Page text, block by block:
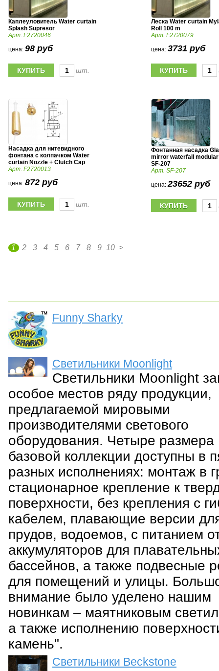
Каплеуловитель Water curtain
Splash Supresor
Арт. F2720046
цена: 98 руб
шт.
Леска Water curtain
Roll 100 m
Арт. F2720079
цена: 3731 руб
Насадка для нитевидного
фонтана с колпачком Water
curtain Nozzle + Clutch Cap
Арт. F2720013
цена: 872 руб
шт.
Фонтанная насадка
mirror waterfall
SF-207
Арт. SF-207
цена:23652 руб
1 2 3 4 5 6 7 8 9 10 >
Funny Sharky
Светильники Moonlight
Светильники Moonlight
особое местов ряду продукции,
предлагаемой мировыми
производителями светового
оборудования. Четыре размера
базовой коллекции доступны в
разных исполнениях: монтаж в
стационарное крепление к
поверхности, без крепления с
кабелем, плавающие версии
прудов, водоемов, с питанием
аккумуляторов для
бассейнов, а также подвесные
для помещений и улицы.
внимание было уделено нашим
новинкам – маятниковым
а также исполнению
камень".
Светильники Beckstone